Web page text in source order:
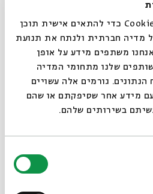
אנחנו משתמשים בקובצי Cookie כדי להתאים אישית תוכן
מדיה חברתית ולנתח את תנועת
משתפים מידע על אופן
שלנו מתחומי המדיה
גורמים אלה עשויים
מידע אחר שסיפקתם או שהם
בשירותים שלהם.
שירת ימי הביניים
ספר הזוהר
הפילוסופיה החווייתית של משורר: